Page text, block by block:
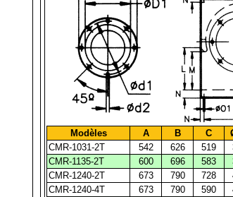
Modèles A B C
CMR-1031-2T
542 626 519
CMR-1135-2T
600 696 583
CMR-1240-2T
673 790 728
CMR-1240-4T
673 790 590